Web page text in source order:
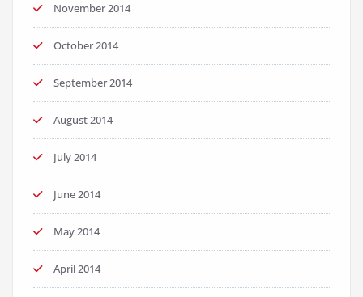
November 2014
October 2014
September 2014
August 2014
July 2014
June 2014
May 2014
April 2014